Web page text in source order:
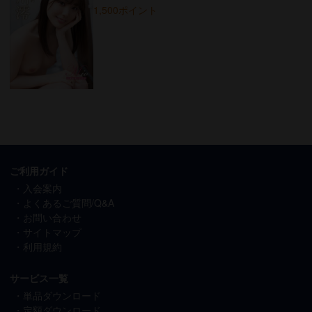
1,500ポイント
ご利用ガイド
よくあるご質問/Q&A
お問い合わせ
サイトマップ
利用規約
サービス一覧
単品ダウンロード